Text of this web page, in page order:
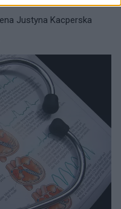
Justyna Kacperska